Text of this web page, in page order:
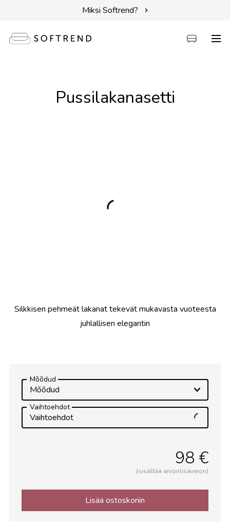
Miksi Softrend?
Pussilakanasetti
Silkkisen pehmeät lakanat tekevät mukavasta vuoteesta
juhlallisen elegantin
Mõõdud
Mõõdud
Vaihtoehdot
Vaihtoehdot
98 €
(sisältää arvonlisäveron)
Lisää ostoskoriin